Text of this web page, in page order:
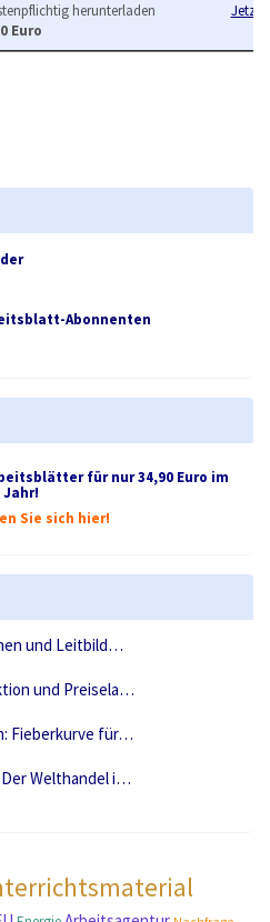
herunterladen
Euro
Jetzt
Abonnenten
für nur 34,90 Euro im
Jahr!
Sie sich hier!
und Leitbild…
und Preisela…
Fieberkurve für…
Welthandel i…